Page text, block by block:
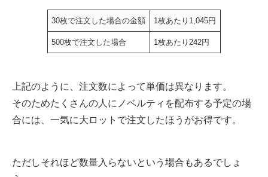
30枚で注文した場合の金額 1枚あたり1,045円
500枚で注文した場合 1枚あたり242円
上記のように、注文数によって単価は異なります。
そのためたくさんの人にノベルティを配布する予定の場
合には、一気に大ロットで注文したほうがお得です。
ただしそれほど数量入らないという場合もあるでしょ